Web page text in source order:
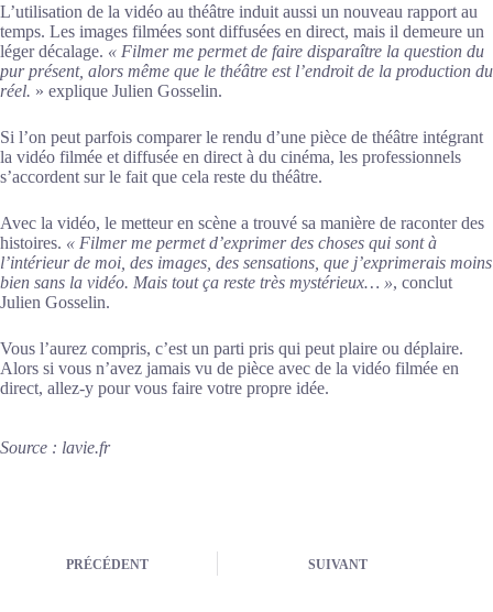
L’utilisation de la vidéo au théâtre induit aussi un nouveau rapport au
temps. Les images filmées sont diffusées en direct, mais il demeure un
léger décalage. « Filmer me permet de faire disparaître la question du
pur présent, alors même que le théâtre est l’endroit de la production du
réel. » explique Julien Gosselin.
Si l’on peut parfois comparer le rendu d’une pièce de théâtre intégrant
la vidéo filmée et diffusée en direct à du cinéma, les professionnels
s’accordent sur le fait que cela reste du théâtre.
Avec la vidéo, le metteur en scène a trouvé sa manière de raconter des
histoires. « Filmer me permet d’exprimer des choses qui sont à
l’intérieur de moi, des images, des sensations, que j’exprimerais moins
bien sans la vidéo. Mais tout ça reste très mystérieux… », conclut
Julien Gosselin.
Vous l’aurez compris, c’est un parti pris qui peut plaire ou déplaire.
Alors si vous n’avez jamais vu de pièce avec de la vidéo filmée en
direct, allez-y pour vous faire votre propre idée.
Source : lavie.fr
PRÉCÉDENT SUIVANT